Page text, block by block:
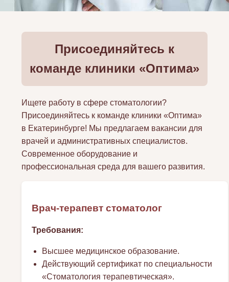
Присоединяйтесь к
команде клиники «Оптима»
Ищете работу в сфере стоматологии?
Присоединяйтесь к команде клиники «Оптима»
в Екатеринбурге! Мы предлагаем вакансии для
врачей и административных специалистов.
Современное оборудование и
профессиональная среда для вашего развития.
Врач-терапевт стоматолог
Требования:
Высшее медицинское образование.
Действующий сертификат по специальности
«Стоматология терапевтическая».